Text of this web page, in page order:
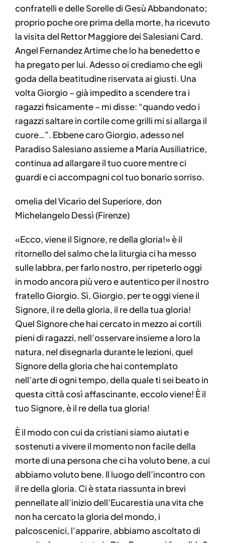
confratelli e delle Sorelle di Gesù Abbandonato;
proprio poche ore prima della morte, ha ricevuto
la visita del Rettor Maggiore dei Salesiani Card.
Angel Fernandez Artime che lo ha benedetto e
ha pregato per lui. Adesso oi crediamo che egli
goda della beatitudine riservata ai giusti. Una
volta Giorgio – già impedito a scendere tra i
ragazzi fisicamente – mi disse: “quando vedo i
ragazzi saltare in cortile come grilli mi si allarga il
cuore…”. Ebbene caro Giorgio, adesso nel
Paradiso Salesiano assieme a Maria Ausiliatrice,
continua ad allargare il tuo cuore mentre ci
guardi e ci accompagni col tuo bonario sorriso.
omelia del Vicario del Superiore, don
Michelangelo Dessì (Firenze)
«Ecco, viene il Signore, re della gloria!» è il
ritornello del salmo che la liturgia ci ha messo
sulle labbra, per farlo nostro, per ripeterlo oggi
in modo ancora più vero e autentico per il nostro
fratello Giorgio. Sì, Giorgio, per te oggi viene il
Signore, il re della gloria, il re della tua gloria!
Quel Signore che hai cercato in mezzo ai cortili
pieni di ragazzi, nell’osservare insieme a loro la
natura, nel disegnarla durante le lezioni, quel
Signore della gloria che hai contemplato
nell’arte di ogni tempo, della quale ti sei beato in
questa città così affascinante, eccolo viene! È il
tuo Signore, è il re della tua gloria!
È il modo con cui da cristiani siamo aiutati e
sostenuti a vivere il momento non facile della
morte di una persona che ci ha voluto bene, a cui
abbiamo voluto bene. Il luogo dell’incontro con
il re della gloria. Ci è stata riassunta in brevi
pennellate all’inizio dell’Eucarestia una vita che
non ha cercato la gloria del mondo, i
palcoscenici, l’apparire, abbiamo ascoltato di